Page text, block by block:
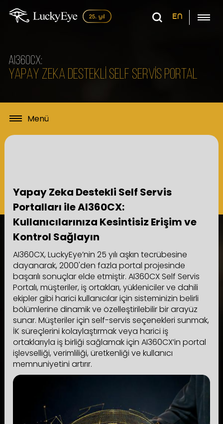
EN
AI360CX:
YAPAY ZEKA DESTEKLİ SELF SERVİS PORTAL
Yapay Zeka Destekli Self Servis
Portalları ile AI360CX:
Kullanıcılarınıza Kesintisiz Erişim ve
Kontrol Sağlayın
AI360CX, LuckyEye’nin 25 yılı aşkın tecrübesine
dayanarak, 2000'den fazla portal projesinde
başarılı sonuçlar elde etmiştir. AI360CX Self Servis
Portalı, müşteriler, iş ortakları, yükleniciler ve dahili
ekipler gibi harici kullanıcılar için sisteminizin belirli
bölümlerine dinamik ve özelleştirilebilir bir arayüz
sunar. Müşteriler için self-servis seçenekleri sunmak,
İK süreçlerini kolaylaştırmak veya harici iş
ortaklarıyla iş birliği sağlamak için AI360CX’in portal
işlevselliği, verimliliği, üretkenliği ve kullanıcı
memnuniyetini artırır.